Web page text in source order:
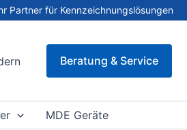
Partner für Kennzeichnungslösungen
Beratung & Service
MDE Geräte